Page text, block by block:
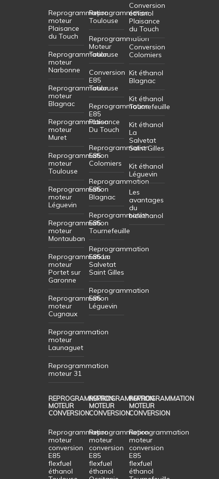
Reprogrammation
moteur
Plaisance
du Touch
Reprogrammation
moteur
Narbonne
Reprogrammation
moteur
Blagnac
Reprogrammation
moteur
Muret
Reprogrammation
moteur
Toulouse
Reprogrammation
moteur
Léguevin
Reprogrammation
moteur
Montauban
Reprogrammation
moteur
Portet sur
Garonne
Reprogrammation
moteur
Cugnaux
Reprogrammation
moteur
Launaguet
Reprogrammation
moteur 31
Reprogrammation
Toulouse
Reprogrammation
Moteur
Toulouse
Conversion
E85
Toulouse
Reprogrammation
E85
Plaisance
Du Touch
Reprogrammation
E85
Colomiers
Reprogrammation
E85
Blagnac
Reprogrammation
E85
Tournefeuille
Reprogrammation
E85 La
Salvetat
Saint Gilles
Reprogrammation
E85
Léguevin
Conversion
éthanol
Plaisance
du Touch
Conversion
Colomiers
Kit éthanol
Blagnac
Kit éthanol
Tournefeuille
Kit éthanol
La
Salvetat
Saint Gilles
Kit éthanol
Léguevin
Les
avantages
du
bioéthanol
REPROGRAMMATION
MOTEUR
CONVERSION
Reprogrammation
moteur
conversion
E85
flexfuel
éthanol
REPROGRAMMATION
MOTEUR
CONVERSION
Reprogrammation
moteur
conversion
E85
flexfuel
éthanol
REPROGRAMMATION
MOTEUR
CONVERSION
Reprogrammation
moteur
conversion
E85
flexfuel
éthanol